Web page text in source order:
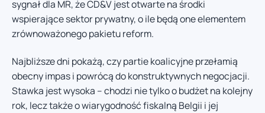
sygnał dla MR, że CD&V jest otwarte na środki
wspierające sektor prywatny, o ile będą one elementem
zrównoważonego pakietu reform.
Najbliższe dni pokażą, czy partie koalicyjne przełamią
obecny impas i powrócą do konstruktywnych negocjacji.
Stawka jest wysoka – chodzi nie tylko o budżet na kolejny
rok, lecz także o wiarygodność fiskalną Belgii i jej